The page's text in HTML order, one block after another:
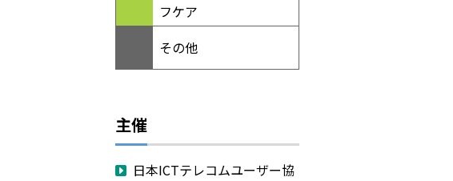
フケア
その他
主催
日本ICTテレコムユーザー協